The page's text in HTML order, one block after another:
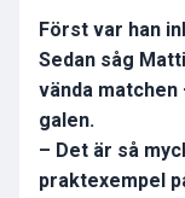
Först var han
Sedan såg
vända matchen
galen.
– Det är så
praktexempel